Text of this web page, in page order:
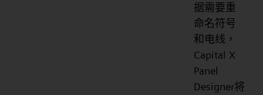
据需要重
命名符号
和电线，
Capital X
Panel
Designer将